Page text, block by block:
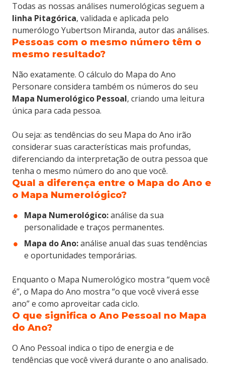
Todas as nossas análises numerológicas seguem a
linha Pitagórica, validada e aplicada pelo
numerólogo Yubertson Miranda, autor das análises.
Pessoas com o mesmo número têm o
mesmo resultado?
Não exatamente. O cálculo do Mapa do Ano
Personare considera também os números do seu
Mapa Numerológico Pessoal, criando uma leitura
única para cada pessoa.
Ou seja: as tendências do seu Mapa do Ano irão
considerar suas características mais profundas,
diferenciando da interpretação de outra pessoa que
tenha o mesmo número do ano que você.
Qual a diferença entre o Mapa do Ano e
o Mapa Numerológico?
Mapa Numerológico:análise da sua
personalidade e traços permanentes.
Mapa do Ano:análise anual das suas tendências
e oportunidades temporárias.
Enquanto o Mapa Numerológico mostra “quem você
é”, o Mapa do Ano mostra “o que você viverá esse
ano” e como aproveitar cada ciclo.
O que significa o Ano Pessoal no Mapa
do Ano?
O Ano Pessoal indica o tipo de energia e de
tendências que você viverá durante o ano analisado.